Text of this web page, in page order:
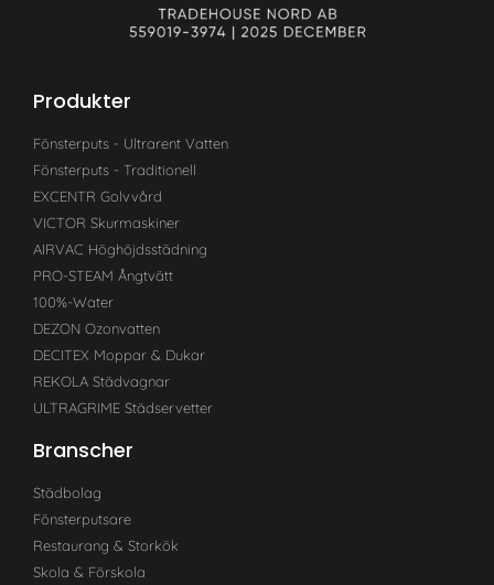
Produkter
Fönsterputs - Ultrarent Vatten
Fönsterputs - Traditionell
EXCENTR Golvvård
VICTOR Skurmaskiner
AIRVAC Höghöjdsstädning
PRO-STEAM Ångtvätt
100%-Water
DEZON Ozonvatten
DECITEX Moppar & Dukar
REKOLA Städvagnar
ULTRAGRIME Städservetter
Branscher
Städbolag
Fönsterputsare
Restaurang & Storkök
Skola & Förskola